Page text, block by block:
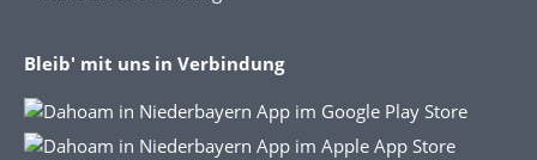
Bleib' mit uns in Verbindung